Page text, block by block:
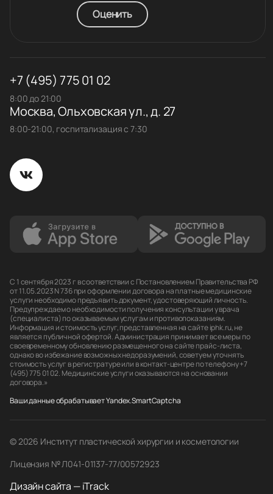
Оценить
+7 (495) 775 01 02
8:00 до 21:00
Москва, Ольховская ул., д. 27
8:00-21:00, госпитализация с 7:30
С 1 сентября 2023 г в соответствии с Постановлением Правительства РФ
от 11.05.2023 N 736 при оформлении договора на платные медицинские
услуги необходимо предъявить документ, удостоверяющий личность.
Предупреждаем о необходимости получения консультации у врача
(специалиста) по оказываемым услугам и противопоказаниям.
Информация и стоимость услуг, представленная на сайте iphk.ru, не
является публичной офертой. Администрация принимает все меры по
своевременному обновлению размещенного на сайте прайс-листа,
однако во избежание возможных недоразумений, советуем уточнять
стоимость услуг в регистратуре или в контакт-центре по телефону +7
(495) 775 01 02. Медицинские услуги оказываются на основании
договора.»
Ваши данные обрабатывает Yandex.SmartCaptcha
© 2026 Институт пластической хирургии и косметологии
Лицензия № Л041-01137-77/00572923
Дизайн сайта — iTrack